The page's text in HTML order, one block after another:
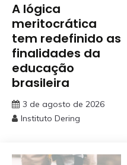
A lógica
meritocrática
tem redefinido as
finalidades da
educação
brasileira
3 de agosto de 2026
Instituto Dering